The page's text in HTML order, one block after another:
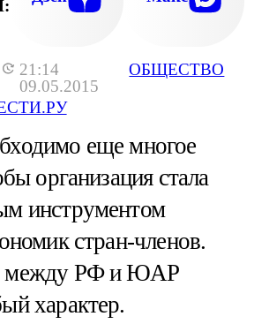
21:14
09.05.2015
ОБЩЕСТВО
еще многое
организация стала
инструментом
стран-членов.
между РФ и ЮАР
характер.